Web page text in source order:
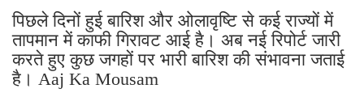
पिछले दिनों हुई बारिश और ओलावृष्टि से कई राज्यों में
तापमान में काफी गिरावट आई है। अब नई रिपोर्ट जारी
करते हुए कुछ जगहों पर भारी बारिश की संभावना जताई
है। Aaj Ka Mousam